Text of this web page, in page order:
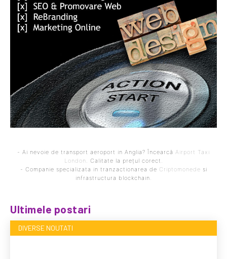
- Ai nevoie de transport aeroport in Anglia? Încearcă Airport Taxi
London . Calitate la prețul corect.
- Companie specializata in tranzactionarea de Criptomonede si
infrastructura blockchain.
Ultimele postari
DIVERSE NOUTATI